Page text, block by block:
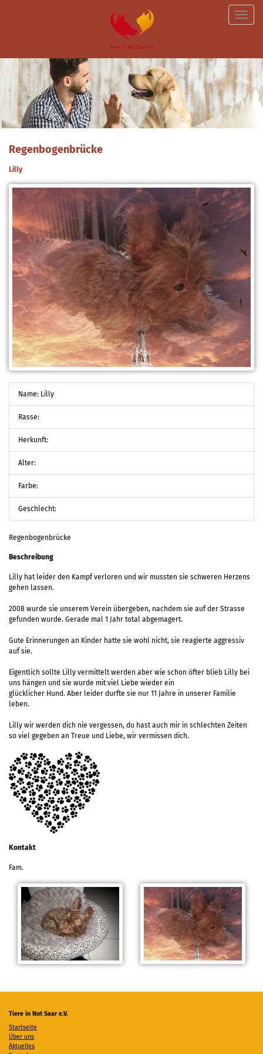
Toggle
Regenbogenbrücke
Lilly
Name: Lilly
Rasse:
Herkunft:
Alter:
Farbe:
Geschlecht:
Regenbogenbrücke
Beschreibung
Lilly hat leider den Kampf verloren und wir mussten sie schweren Herzens
gehen lassen.
2008 wurde sie unserem Verein übergeben, nachdem sie auf der Strasse
gefunden wurde. Gerade mal 1 Jahr total abgemagert.
Gute Erinnerungen an Kinder hatte sie wohl nicht, sie reagierte aggressiv
auf sie.
Eigentlich sollte Lilly vermittelt werden aber wie schon öfter blieb Lilly bei
uns hängen und sie wurde mit viel Liebe wieder ein
glücklicher Hund. Aber leider durfte sie nur 11 Jahre in unserer Familie
leben.
Lilly wir werden dich nie vergessen, du hast auch mir in schlechten Zeiten
so viel gegeben an Treue und Liebe, wir vermissen dich.
Kontakt
Fam.
Tiere in Not Saar e.V.
Startseite
Über uns
Aktuelles